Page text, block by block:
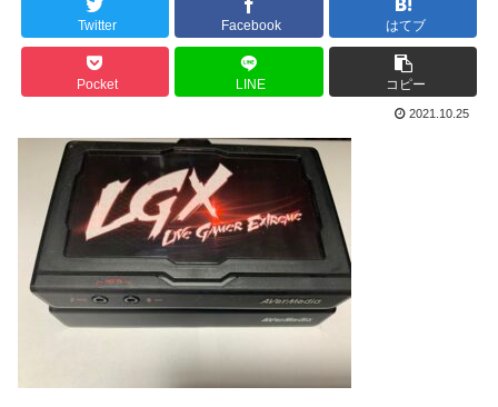
Twitter Facebook はてブ
Pocket LINE コピー
2021.10.25